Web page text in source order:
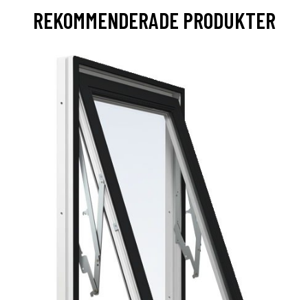
REKOMMENDERADE PRODUKTER